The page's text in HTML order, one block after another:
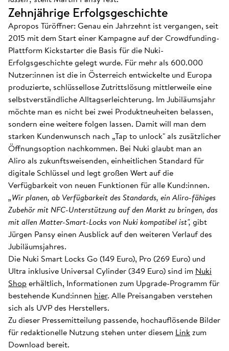
Zehnjährige Erfolgsgeschichte
Apropos Türöffner: Genau ein Jahrzehnt ist vergangen, seit
2015 mit dem Start einer Kampagne auf der Crowdfunding-
Plattform Kickstarter die Basis für die Nuki-
Erfolgsgeschichte gelegt wurde. Für mehr als 600.000
Nutzer:innen ist die in Österreich entwickelte und Europa
produzierte, schlüssellose Zutrittslösung mittlerweile eine
selbstverständliche Alltagserleichterung. Im Jubiläumsjahr
möchte man es nicht bei zwei Produktneuheiten belassen,
sondern eine weitere folgen lassen. Damit will man dem
starken Kundenwunsch nach „Tap to unlock" als zusätzlicher
Öffnungsoption nachkommen. Bei Nuki glaubt man an
Aliro als zukunftsweisenden, einheitlichen Standard für
digitale Schlüssel und legt großen Wert auf die
Verfügbarkeit von neuen Funktionen für alle Kund:innen.
„Wir planen, ab Verfügbarkeit des Standards, ein Aliro-fähiges
Zubehör mit NFC-Unterstützung auf den Markt zu bringen, das
mit allen Matter-Smart-Locks von Nuki kompatibel ist", gibt
Jürgen Pansy einen Ausblick auf den weiteren Verlauf des
Jubiläumsjahres.
Die Nuki Smart Locks Go (149 Euro), Pro (269 Euro) und
Ultra inklusive Universal Cylinder (349 Euro) sind im Nuki
Shop erhältlich, Informationen zum Upgrade-Programm für
bestehende Kund:innen hier. Alle Preisangaben verstehen
sich als UVP des Herstellers.
Zu dieser Pressemitteilung passende, hochauflösende Bilder
für redaktionelle Nutzung stehen unter diesem Linkzum
Download bereit.